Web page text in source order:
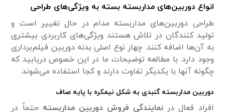
انواع دوربین‌های مداربسته بسته به ویژگی‌های طراحی
طراحی دوربین‌های مداربسته مدام در حال تغییر است و
تولید کنندگان در تلاش هستند ویژگی‌های کاربردی بیشتری
به آن‌ها اضافه کنند. چهار نوع اصلی بدنه دوربین فیلم‌برداری
وجود دارد. با مطالعه توضیحات ما در این خصوص دریابید که
چگونه آنها با یکدیگر تفاوت دارند و کجا استفاده می‌شوند.
دوربین مداربسته گنبدی به شکل نیمکره با پایه صاف
افراد فعال در نمایندگی فروش دوربین مداربسته حتماً در